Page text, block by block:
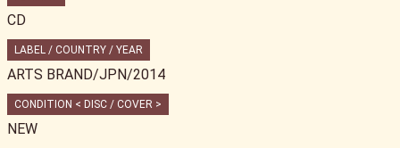
CD
LABEL / COUNTRY / YEAR
ARTS BRAND/JPN/2014
CONDITION < DISC / COVER >
NEW